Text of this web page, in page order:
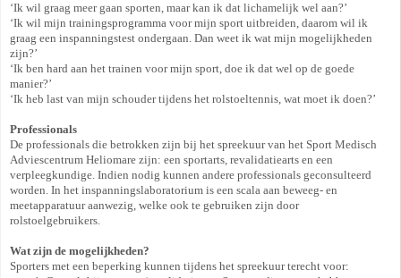
‘Ik wil graag meer gaan sporten, maar kan ik dat lichamelijk wel aan?’
‘Ik wil mijn trainingsprogramma voor mijn sport uitbreiden, daarom wil ik
graag een inspanningstest ondergaan. Dan weet ik wat mijn mogelijkheden
zijn?’
‘Ik ben hard aan het trainen voor mijn sport, doe ik dat wel op de goede
manier?’
‘Ik heb last van mijn schouder tijdens het rolstoeltennis, wat moet ik doen?’
Professionals
De professionals die betrokken zijn bij het spreekuur van het Sport Medisch
Adviescentrum Heliomare zijn: een sportarts, revalidatiearts en een
verpleegkundige. Indien nodig kunnen andere professionals geconsulteerd
worden. In het inspanningslaboratorium is een scala aan beweeg- en
meetapparatuur aanwezig, welke ook te gebruiken zijn door
rolstoelgebruikers.
Wat zijn de mogelijkheden?
Sporters met een beperking kunnen tijdens het spreekuur terecht voor: